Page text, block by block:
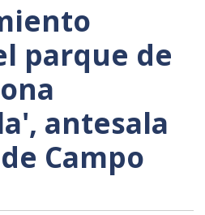
parque de
antesala
Campo